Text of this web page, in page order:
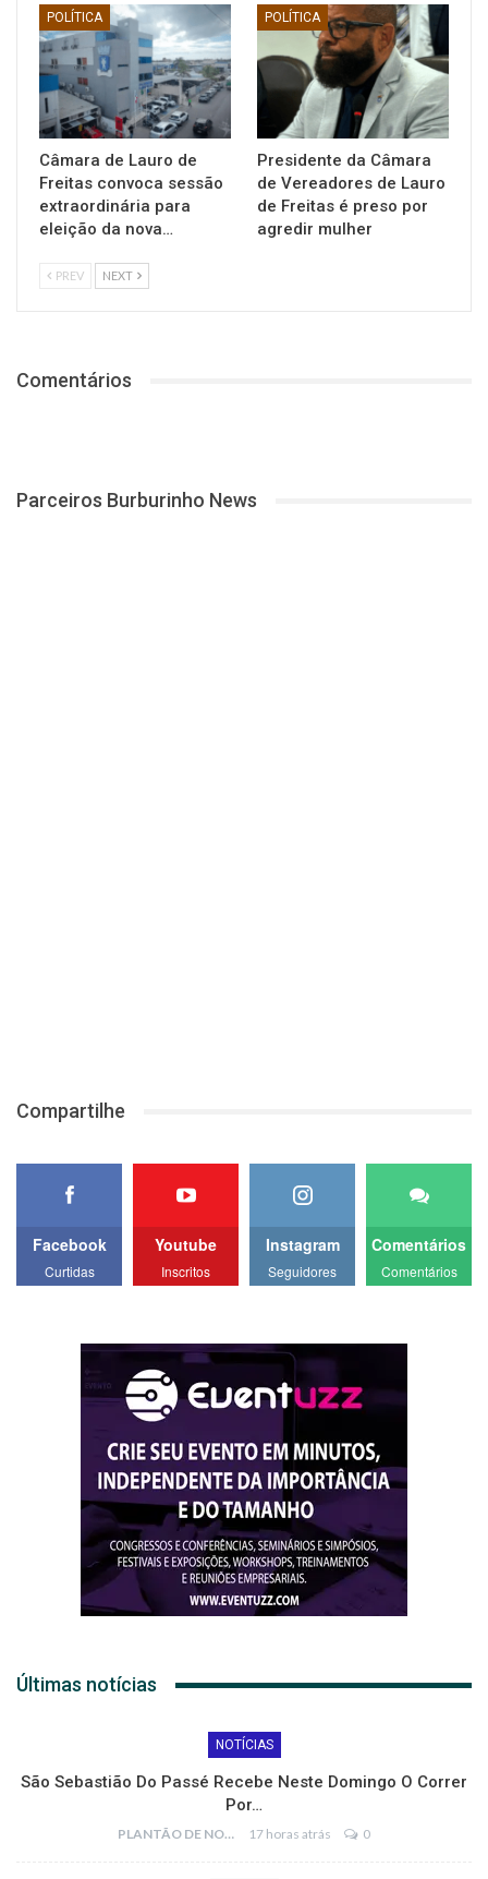
POLÍTICA
Câmara de Lauro de
Freitas convoca sessão
extraordinária para
eleição da nova…
POLÍTICA
Presidente da Câmara
de Vereadores de Lauro
de Freitas é preso por
agredir mulher
PREV NEXT
Comentários
Parceiros Burburinho News
Compartilhe
Facebook
Curtidas
Youtube
Inscritos
Instagram
Seguidores
Comentários
Comentários
Últimas notícias
NOTÍCIAS
São Sebastião Do Passé Recebe Neste Domingo O Correr
Por…
PLANTÃO DE NOTÍCIAS 17 horas atrás 0